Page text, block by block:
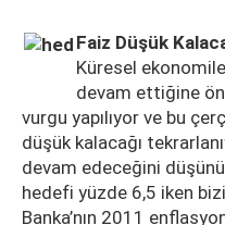
Faiz Düşük
Küresel
devam ettiğine
vurgu yapılıyor ve bu
düşük kalacağı
devam edeceğini
hedefi yüzde 6,5 iken
Banka’nın 2011